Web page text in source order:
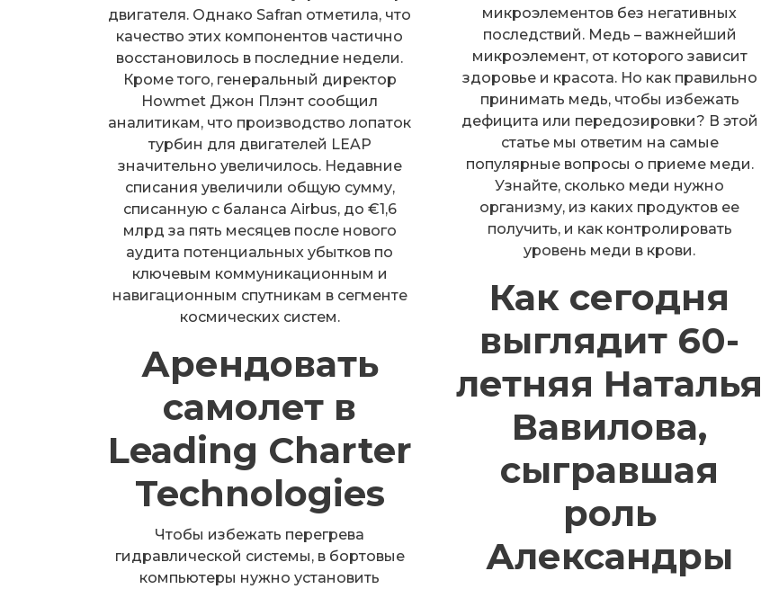
двигателя. Однако Safran отметила, что
качество этих компонентов частично
восстановилось в последние недели.
Кроме того, генеральный директор
Howmet Джон Плэнт сообщил
аналитикам, что производство лопаток
турбин для двигателей LEAP
значительно увеличилось. Недавние
списания увеличили общую сумму,
списанную с баланса Airbus, до €1,6
млрд за пять месяцев после нового
аудита потенциальных убытков по
ключевым коммуникационным и
навигационным спутникам в сегменте
космических систем.
Арендовать
самолет в
Leading Charter
Technologies
Чтобы избежать перегрева
гидравлической системы, в бортовые
компьютеры нужно установить
микроэлементов без негативных
последствий. Медь – важнейший
микроэлемент, от которого зависит
здоровье и красота. Но как правильно
принимать медь, чтобы избежать
дефицита или передозировки? В этой
статье мы ответим на самые
популярные вопросы о приеме меди.
Узнайте, сколько меди нужно
организму, из каких продуктов ее
получить, и как контролировать
уровень меди в крови.
Как сегодня
выглядит 60-
летняя Наталья
Вавилова,
сыгравшая
роль
Александры